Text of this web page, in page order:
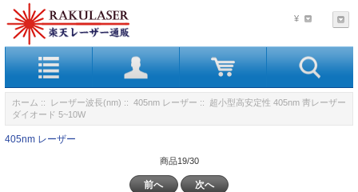
¥
ホーム :: レーザー波長(nm) :: 405nm レーザー :: 超小型高安定性 405nm 靑レーザー
ダイオード 5~10W
405nm レーザー
商品19/30
前へ 次へ